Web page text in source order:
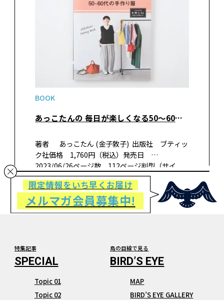
BOOK
あっこたんの 毎日が楽しくなる50～60代の手作り服
著者 あっこたん (金子敦子) 出版社 ブティッ
ク社価格 1,760円（税込）発売日
2023/06/26ページ数 112ページ判型（サイ
ズ） A4変形判ISBN 978-4-8347-8416-9 書
籍…
限定情報をいち早くお届け
メルマガ会員募集中!
特集記事
Topic 01
Topic 02
鳥の目線で見る
MAP
BIRD’S EYE GALLERY